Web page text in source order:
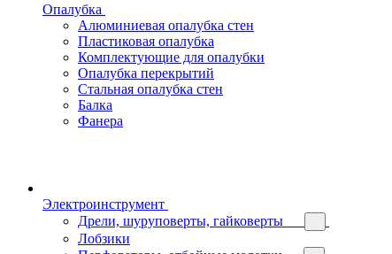
Опалубка
Алюминиевая опалубка стен
Пластиковая опалубка
Комплектующие для опалубки
Опалубка перекрытий
Стальная опалубка стен
Балка
Фанера
Электроинструмент
Дрели, шуруповерты, гайковерты
Лобзики